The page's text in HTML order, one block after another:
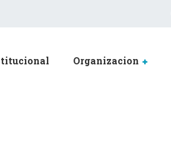
Organizacion